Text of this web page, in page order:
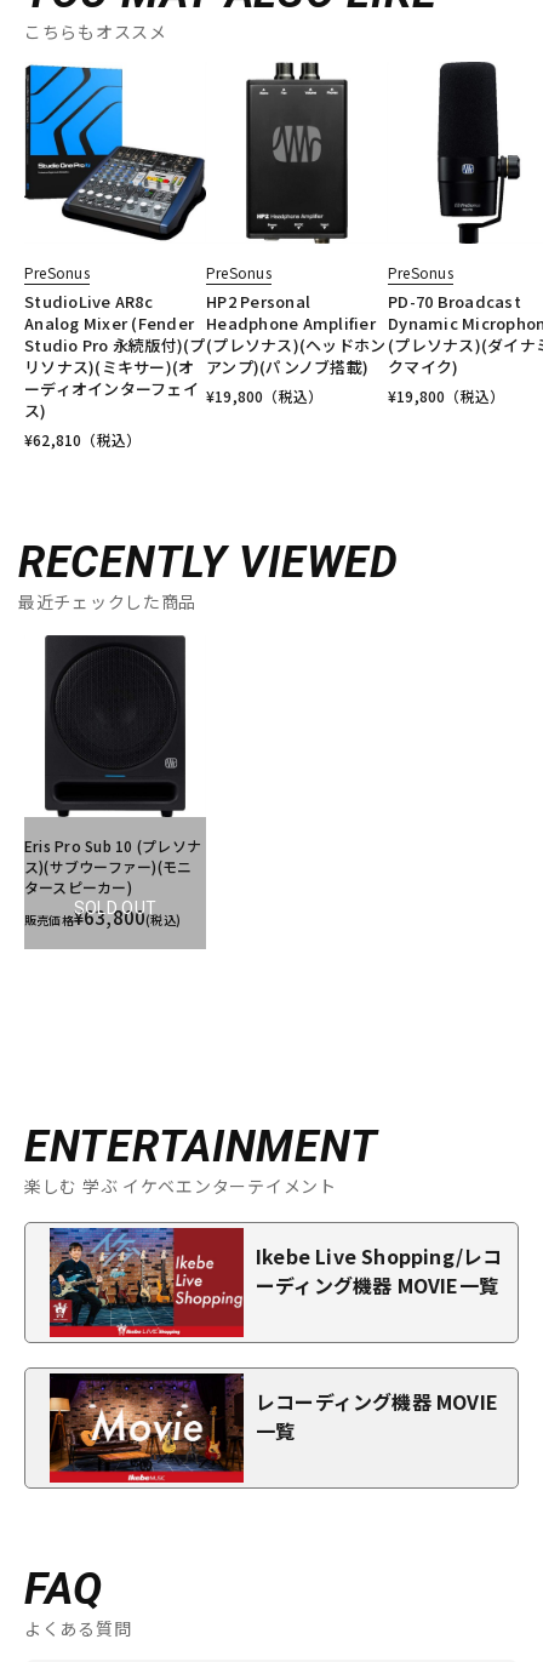
こちらもオススメ
PreSonus
StudioLive AR8c
Analog Mixer (Fender
Studio Pro 永続版付)(プ
リソナス)(ミキサー)(オ
ーディオインターフェイ
ス)
¥62,810 （税込）
PreSonus
HP2 Personal
Headphone Amplifier
(プレソナス)(ヘッドホン
アンプ)(パンノブ搭載)
¥19,800 （税込）
PreSonus
PD-70 Broadcast
Dynamic
(プレソナス)(ダイナ
クマイク)
¥19,800 （税込）
RECENTLY VIEWED
最近チェックした商品
SOLD OUT
Eris Pro Sub 10 (プレソナ
ス)(サブウーファー)(モニ
タースピーカー)
販売価格¥63,800(税込)
ENTERTAINMENT
楽しむ 学ぶ イケベエンターテイメント
Ikebe Live Shopping/レコ
ーディング機器 MOVIE一覧
レコーディング機器 MOVIE
一覧
FAQ
よくある質問